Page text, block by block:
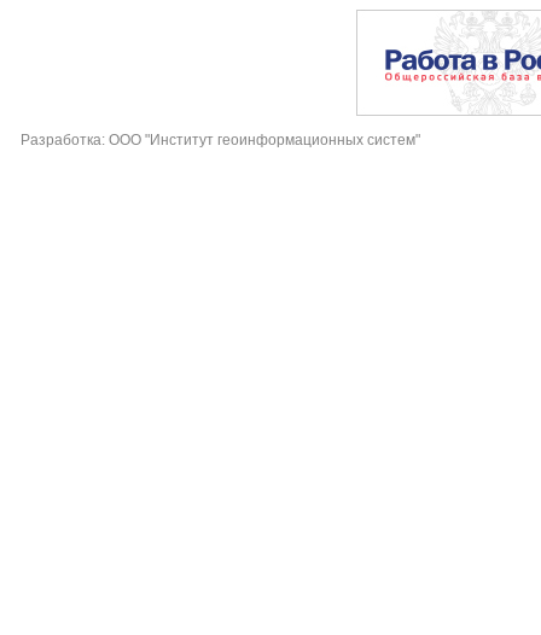
Разработка: ООО "Институт геоинформационных систем"